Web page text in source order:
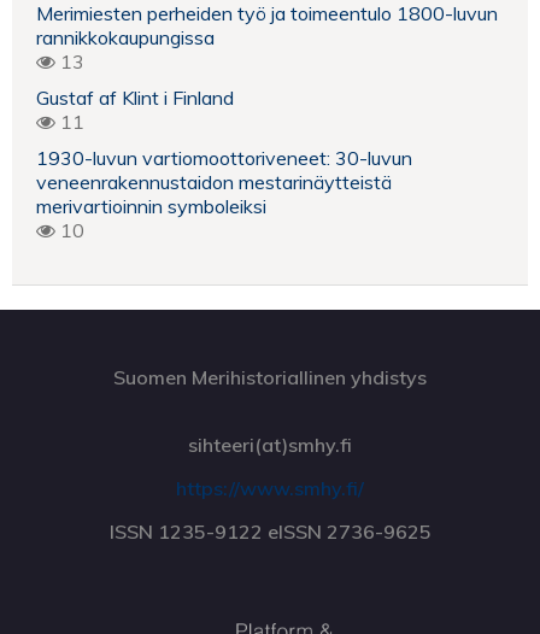
Merimiesten perheiden työ ja toimeentulo 1800-luvun
rannikkokaupungissa
13
Gustaf af Klint i Finland
11
1930-luvun vartiomoottoriveneet: 30-luvun
veneenrakennustaidon mestarinäytteistä
merivartioinnin symboleiksi
10
Suomen Merihistoriallinen yhdistys
sihteeri(at)smhy.fi
https://www.smhy.fi/
ISSN 1235-9122 eISSN 2736-9625